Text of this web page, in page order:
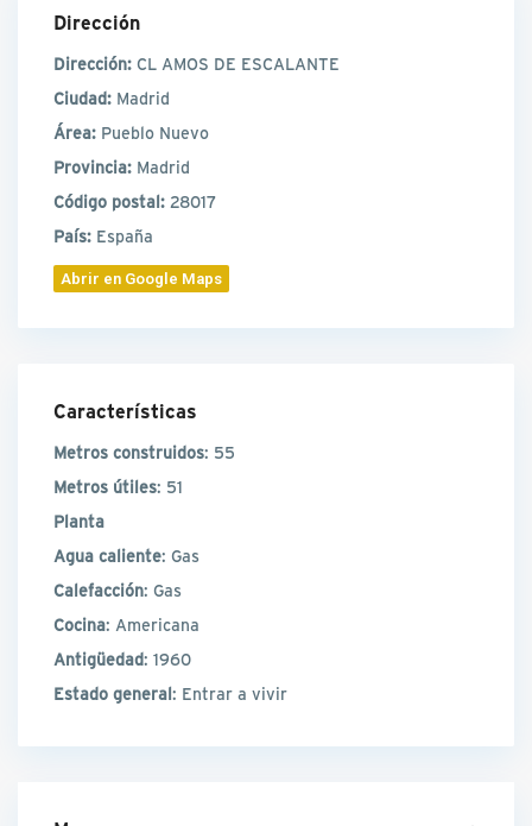
Dirección
Dirección: CL AMOS DE ESCALANTE
Ciudad: Madrid
Área: Pueblo Nuevo
Provincia: Madrid
Código postal: 28017
País: España
Abrir en Google Maps
Características
Metros construidos: 55
Metros útiles: 51
Planta
Agua caliente: Gas
Calefacción: Gas
Cocina: Americana
Antigüedad: 1960
Estado general: Entrar a vivir